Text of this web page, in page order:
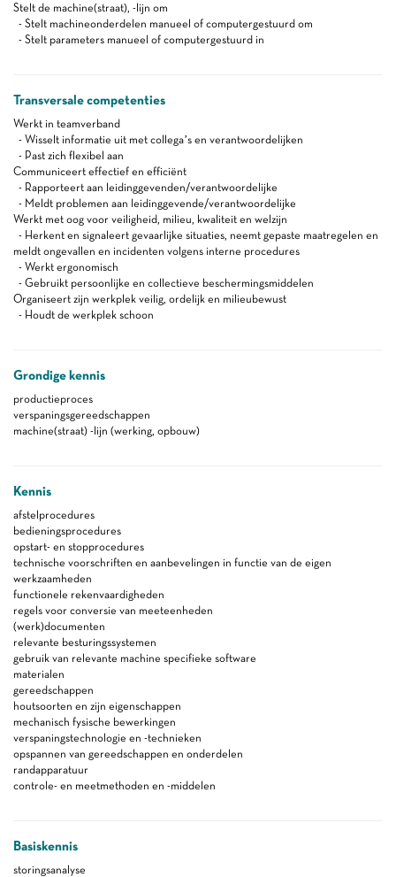
Stelt de machine(straat), -lijn om
- Stelt machineonderdelen manueel of computergestuurd om
- Stelt parameters manueel of computergestuurd in
Transversale competenties
Werkt in teamverband
- Wisselt informatie uit met collega’s en verantwoordelijken
- Past zich flexibel aan
Communiceert effectief en efficiënt
- Rapporteert aan leidinggevenden/verantwoordelijke
- Meldt problemen aan leidinggevende/verantwoordelijke
Werkt met oog voor veiligheid, milieu, kwaliteit en welzijn
- Herkent en signaleert gevaarlijke situaties, neemt gepaste maatregelen en
meldt ongevallen en incidenten volgens interne procedures
- Werkt ergonomisch
- Gebruikt persoonlijke en collectieve beschermingsmiddelen
Organiseert zijn werkplek veilig, ordelijk en milieubewust
- Houdt de werkplek schoon
Grondige kennis
productieproces
verspaningsgereedschappen
machine(straat) -lijn (werking, opbouw)
Kennis
afstelprocedures
bedieningsprocedures
opstart- en stopprocedures
technische voorschriften en aanbevelingen in functie van de eigen
werkzaamheden
functionele rekenvaardigheden
regels voor conversie van meeteenheden
(werk)documenten
relevante besturingssystemen
gebruik van relevante machine specifieke software
materialen
gereedschappen
houtsoorten en zijn eigenschappen
mechanisch fysische bewerkingen
verspaningstechnologie en -technieken
opspannen van gereedschappen en onderdelen
randapparatuur
controle- en meetmethoden en -middelen
Basiskennis
storingsanalyse